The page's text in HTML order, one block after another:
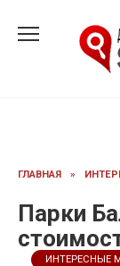
содержанию
ГЛАВНАЯ »
Парки
ИНТЕРЕСНЫЕ